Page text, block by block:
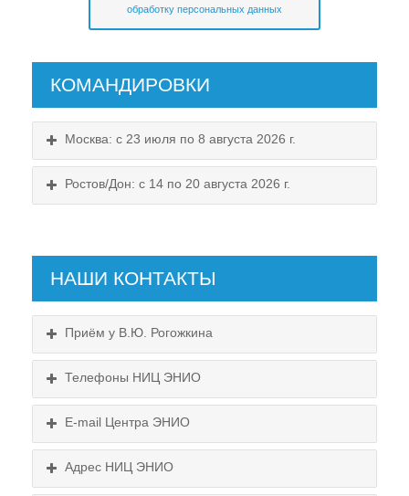
обработку персональных данных
КОМАНДИРОВКИ
Москва: с 23 июля по 8 августа 2026 г.
Схема проезда
Выходные:
Ростов/Дон: с 14 по 20 августа 2026 г.
Схема проезда
НАШИ КОНТАКТЫ
Приём у В.Ю. Рогожкина
Телефоны НИЦ ЭНИО
E-mail Центра ЭНИО
Адрес НИЦ ЭНИО